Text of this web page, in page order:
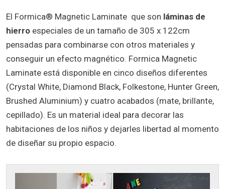
El Formica® Magnetic Laminate que son láminas de
hierro especiales de un tamaño de 305 x 122cm
pensadas para combinarse con otros materiales y
conseguir un efecto magnético. Formica Magnetic
Laminate está disponible en cinco diseños diferentes
(Crystal White, Diamond Black, Folkestone, Hunter Green,
Brushed Aluminium) y cuatro acabados (mate, brillante,
cepillado). Es un material ideal para decorar las
habitaciones de los niños y dejarles libertad al momento
de diseñar su propio espacio.